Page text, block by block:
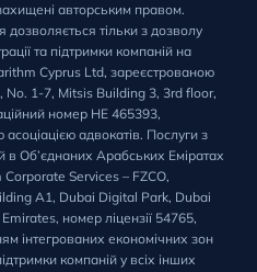
авторським правом.
тільки з дозволу
та підтримки компаній на
Cyprus Ltd, зареєстрованою
No. 1-7, Mitsis Building 3, 3rd floor,
номер HE 465393,
адвокатів. Послуги з
в Об’єднаних Арабських Еміратах
Services – FZCO,
A1, Dubai Digital Park, Dubai
номер ліцензії 54765,
інтегрованих економічних зон
компаній у всіх інших